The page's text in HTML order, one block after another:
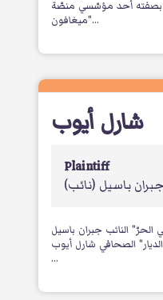
بصفته أحد مؤسّسي منصّة
"ميغافون...
شارل أيوب
Plaintiff
جبران باسيل (نائب)
الحرّ" النائب جبران باسيل
الصحافي شارل أيوب
...